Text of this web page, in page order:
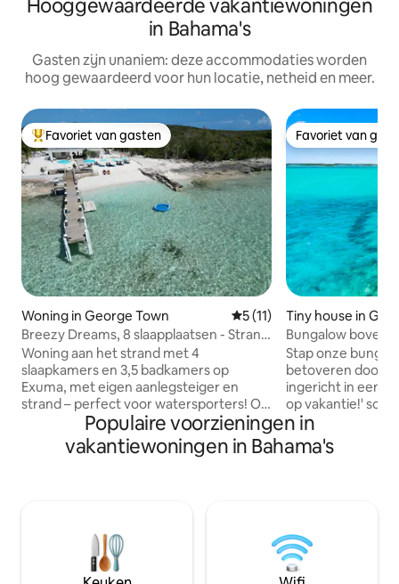
Hooggewaardeerde vakantiewoningen
in Bahama's
Gasten zijn unaniem: deze accommodaties worden
hoog gewaardeerd voor hun locatie, netheid en meer.
Topfavoriet van gasten
Favoriet van gasten
Woning in George Town Gemiddelde beoordeling
5 (11)
Breezy Dreams, 8 slaapplaatsen - Strand
en dok
Woning aan het strand met 4
slaapkamers en 3,5 badkamers op
Exuma, met eigen aanlegsteiger en
strand – perfect voor watersporters! Op
slechts 10 minuten van George Town,
dicht bij zandbanken. Geniet van
comfort dankzij de generator, de
binnen-/buitenwoonkamers. Ideaal voor
gezinnen of groepen die op zoek zijn
naar een rustig eilandverblijf. Houd er
Favoriet van
Favoriet van
Tiny house in
Bungalow boven
Georgetown |
Stap onze
betoveren door
ingericht in een
op vakantie!'
omlijsten het
ligstoelen, biedt
jaloers zal
met een
minuut rijden, 8
boten te
Populaire voorzieningen in
vakantiewoningen in Bahama's